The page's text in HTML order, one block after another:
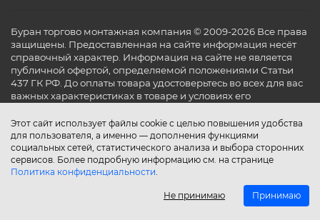
Этот сайт использует файлы cookie с целью повышения удобства
для пользователя, а именно — дополнения функциями
социальных сетей, статистического анализа и выбора сторонних
сервисов. Более подробную информацию см. на странице
Политика конфиденциальности.
Не принимаю Принимаю
Буран торгово монтажная компания © 2009-2026 Все права
защищены. Предоставленная на сайте информация несёт
справочный характер. Информация на сайте не является
публичной офертой, определяемой положениями Статьи
437 ГК РФ. До оплаты товара удостоверьтесь во всех для вас
важных характеристиках в товаре и условиях его